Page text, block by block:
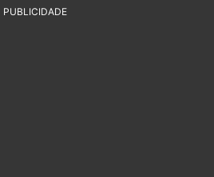
PUBLICIDADE